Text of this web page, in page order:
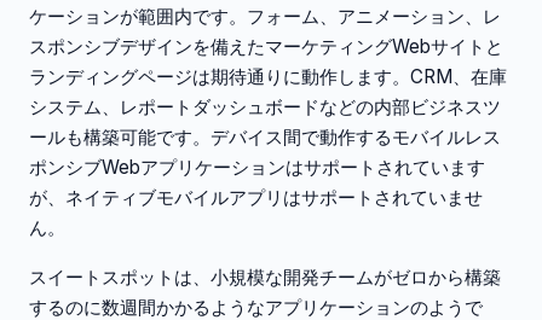
ケーションが範囲内です。フォーム、アニメーション、レ
スポンシブデザインを備えたマーケティングWebサイトと
ランディングページは期待通りに動作します。CRM、在庫
システム、レポートダッシュボードなどの内部ビジネスツ
ールも構築可能です。デバイス間で動作するモバイルレス
ポンシブWebアプリケーションはサポートされています
が、ネイティブモバイルアプリはサポートされていませ
ん。
スイートスポットは、小規模な開発チームがゼロから構築
するのに数週間かかるようなアプリケーションのようで